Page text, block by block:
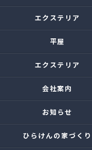
エクステリア
平屋
エクステリア
会社案内
お知らせ
ひらけんの家づくり